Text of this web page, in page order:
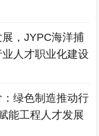
，JYPC海洋捕
人才职业化建设
绿色制造推动行
能工程人才发展